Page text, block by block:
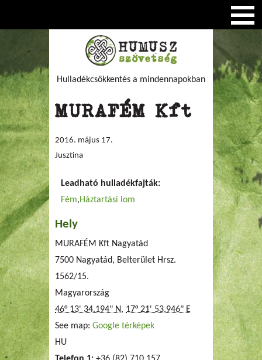
Hulladékcsökkentés a mindennapokban
MURAFÉM Kft
2016. május 17.
Jusztina
Leadható hulladékfajták:
Fém Háztartási lom
Hely
MURAFÉM Kft Nagyatád
7500 Nagyatád, Belterület Hrsz.
1562/15.
Magyarország
46° 13' 34.194" N, 17° 21' 53.946" E
See map: Google térképek
HU